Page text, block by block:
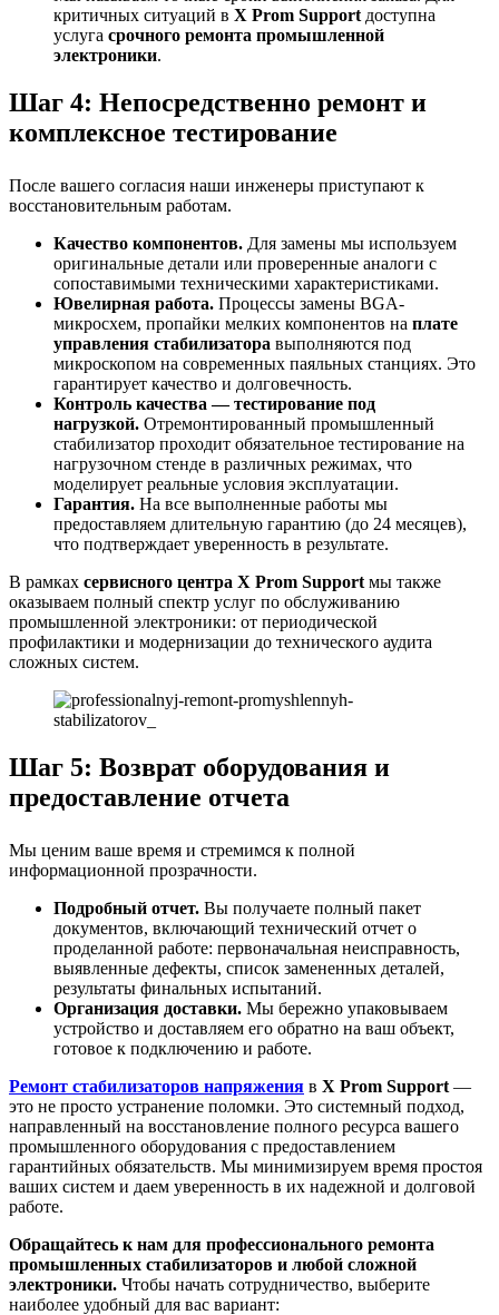
критичных ситуаций в X Prom Support доступна
услуга срочного ремонта промышленной
электроники.
Шаг 4: Непосредственно ремонт и
комплексное тестирование
После вашего согласия наши инженеры приступают к
восстановительным работам.
Качество компонентов. Для замены мы используем
оригинальные детали или проверенные аналоги с
сопоставимыми техническими характеристиками.
Ювелирная работа. Процессы замены BGA-
микросхем, пропайки мелких компонентов на плате
управления стабилизатора выполняются под
микроскопом на современных паяльных станциях. Это
гарантирует качество и долговечность.
Контроль качества — тестирование под
нагрузкой. Отремонтированный промышленный
стабилизатор проходит обязательное тестирование на
нагрузочном стенде в различных режимах, что
моделирует реальные условия эксплуатации.
Гарантия. На все выполненные работы мы
предоставляем длительную гарантию (до 24 месяцев),
что подтверждает уверенность в результате.
В рамках сервисного центра X Prom Support мы также
оказываем полный спектр услуг по обслуживанию
промышленной электроники: от периодической
профилактики и модернизации до технического аудита
сложных систем.
Шаг 5: Возврат оборудования и
предоставление отчета
Мы ценим ваше время и стремимся к полной
информационной прозрачности.
Подробный отчет. Вы получаете полный пакет
документов, включающий технический отчет о
проделанной работе: первоначальная неисправность,
выявленные дефекты, список замененных деталей,
результаты финальных испытаний.
Организация доставки. Мы бережно упаковываем
устройство и доставляем его обратно на ваш объект,
готовое к подключению и работе.
Ремонт стабилизаторов напряжения в X Prom Support —
это не просто устранение поломки. Это системный подход,
направленный на восстановление полного ресурса вашего
промышленного оборудования с предоставлением
гарантийных обязательств. Мы минимизируем время простоя
ваших систем и даем уверенность в их надежной и долговой
работе.
Обращайтесь к нам для профессионального ремонта
промышленных стабилизаторов и любой сложной
электроники. Чтобы начать сотрудничество, выберите
наиболее удобный для вас вариант: